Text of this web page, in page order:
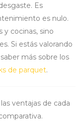
Es
es nulo.
y cocinas, sino
Si estás valorando
más sobre los
de parquet.
ventajas de cada